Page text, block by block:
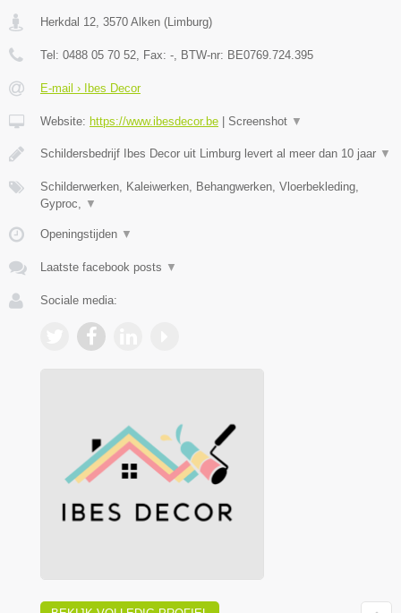
Herkdal 12, 3570 Alken (Limburg)
Tel: 0488 05 70 52, Fax: -, BTW-nr: BE0769.724.395
E-mail › Ibes Decor
Website: https://www.ibesdecor.be Screenshot ▼
Schildersbedrijf Ibes Decor uit Limburg levert al meer dan 10 jaar ▼
Schilderwerken, Kaleiwerken, Behangwerken, Vloerbekleding,
Gyproc, ▼
Openingstijden ▼
Laatste facebook posts ▼
Sociale media: